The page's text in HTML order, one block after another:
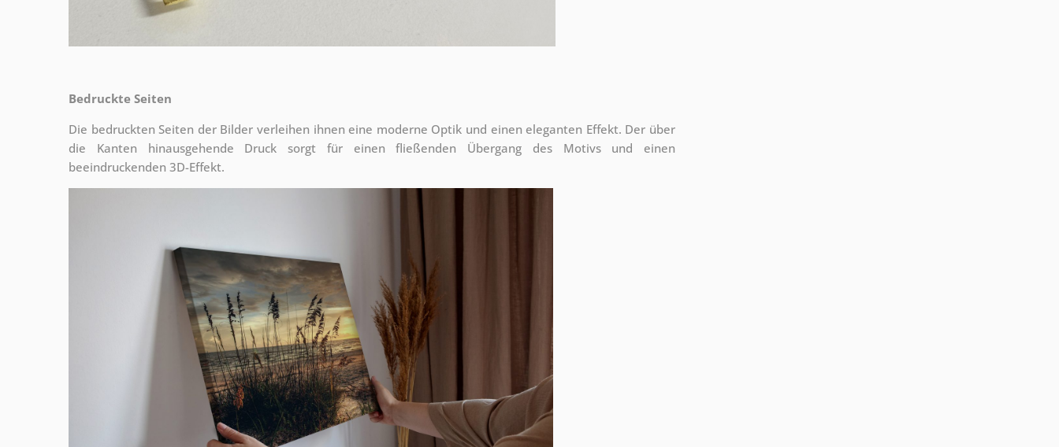
Bedruckte Seiten
Die bedruckten Seiten der Bilder verleihen ihnen eine moderne Optik und einen eleganten Effekt. Der über
die Kanten hinausgehende Druck sorgt für einen fließenden Übergang des Motivs und einen
beeindruckenden 3D-Effekt.